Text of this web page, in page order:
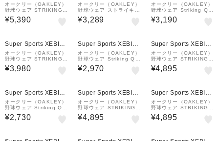
&mall店
オークリー（OAKLEY）
野球ウェア STRIKING
CLOTH 半袖 プルオーバ
ー 9.0 FOA408993-02
¥5,390
&mall店
オークリー（OAKLEY）
野球ウェア ストライキン
グドライ 半袖 Tシャツ
9.0 FOA409032-6AC
¥3,289
&mall店
オークリー（OAKLEY）
野球ウェア Striking Qd
長袖Tシャツ 8.0 FOA40
8260-02E
¥3,190
Super Sports XEBIO
&mall店
オークリー（OAKLEY）
野球ウェア STRIKING
QD 長袖SHIELD Tシャ
ツ 8.0 FOA408262-6A
¥3,980
Super Sports XEBIO
&mall店
オークリー（OAKLEY）
野球ウェア Striking QD
半袖 グラフィック Tシャ
ツ 7.0 FOA407740-00
¥2,970
Super Sports XEBIO
&mall店
オークリー（OAKLEY）
野球ウェア STRIKING
WIND MESH 長袖プルオ
ーバー 8.0 FOA408218
¥4,895
Super Sports XEBIO
&mall店
オークリー（OAKLEY）
野球ウェア Striking Qd
ロングスリーブ Dual T
シャツ 6.0 FOA407102
¥2,730
Super Sports XEBIO
&mall店
オークリー（OAKLEY）
野球ウェア STRIKING
WIND MESH 長袖プルオ
ーバー 8.0 FOA408218
¥4,895
Super Sports XEBIO
&mall店
オークリー（OAKLEY）
野球ウェア STRIKING
WIND MESH 長袖プルオ
ーバー 8.0 FOA408218
¥4,895